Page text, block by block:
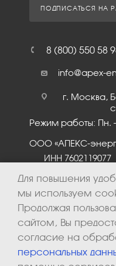
ПОДПИСАТЬСЯ НА
8 (800) 550 58
info@apex-
г. Москва,
Режим работы: Пн.
ООО «АПЕКС-
ИНН 7602119077
Для повышения
мы используем
Продолжая
сайтом, Вы
согласие на
персональных